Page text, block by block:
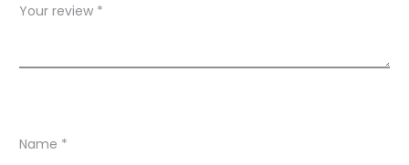
Your review *
Name *